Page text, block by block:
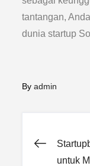
tantangan,
dunia startup
Byadmin
Post
untuk